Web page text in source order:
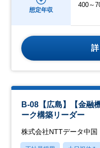
想定年収
400～
B-08【広島】【金融
ーク構築リーダー
株式会社NTTデータ中国